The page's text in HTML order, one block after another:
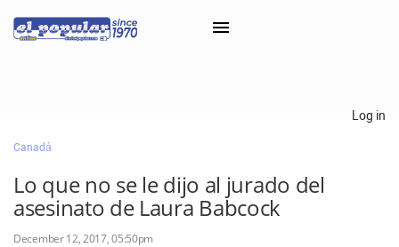
Classifieds
Categorías
Log in
Canadá
Lo que no se le dijo al jurado del
asesinato de Laura Babcock
December 12, 2017, 05:50pm